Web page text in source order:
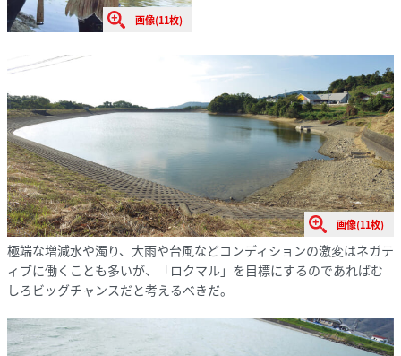
画像(11枚)
画像(11枚)
極端な増減水や濁り、大雨や台風などコンディションの激変はネガテ
ィブに働くことも多いが、「ロクマル」を目標にするのであればむ
しろビッグチャンスだと考えるべきだ。